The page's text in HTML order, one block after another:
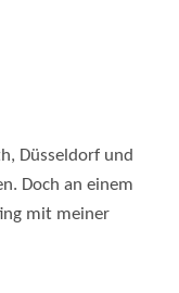
Düsseldorf und
Doch an einem
mit meiner